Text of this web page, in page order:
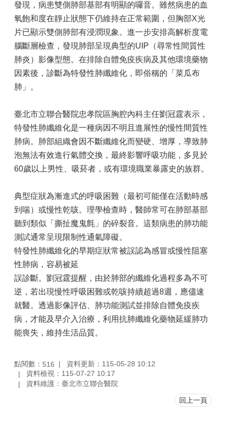
發現，病患雙側肺部基部有明顯的囉音。雖然病患的血
氧飽和度在靜止狀態下仍維持在正常範圍，但胸部X光
片已顯示雙側肺部有浸潤現象。進一步安排高解析度電
腦斷層檢查，發現肺部呈現典型的UIP（尋常性間質性
肺炎）影像型態。在排除自體免疫疾病及其他環境藥物
因素後，診斷為特發性肺纖維化，即俗稱的「菜瓜布
肺」。
臺北市立聯合醫院忠孝院區胸腔內科主任劉冠霆表示，
特發性肺纖維化是一種病因不明且進展性的慢性間質性
肺病。肺部組織會因不斷纖維化而變硬、增厚，導致肺
泡無法有效進行氣體交換，最終影響呼吸功能，多見於
60歲以上男性、吸菸者，或有環境職業暴露史的族群。
典型症狀為漸進式的呼吸困難（最初可能僅在活動時感
到喘）或慢性乾咳。理學檢查時，醫師常可在肺部基部
聽到類似「撕扯魔鬼氈」的碎裂音。這類病患的肺功能
測試通常呈現限制性通氣障礙。
特發性肺纖維化的早期症狀常被誤認為感冒或慢性阻塞
性肺病，容易被延
誤診斷。劉冠霆提醒，由於肺部的纖維化過程多為不可
逆，若出現慢性呼吸困難或乾咳持續超過8週，應儘速
就醫。透過影像評估、肺功能測試並排除自體免疫疾
病，才能及早介入治療，利用抗肺纖維化藥物延緩肺功
能喪失，維持生活品質。
點閱數： 516
資料更新：115-05-28 10:12
資料檢視：115-07-27 10:17
資料維護：臺北市立聯合醫院
回上一頁